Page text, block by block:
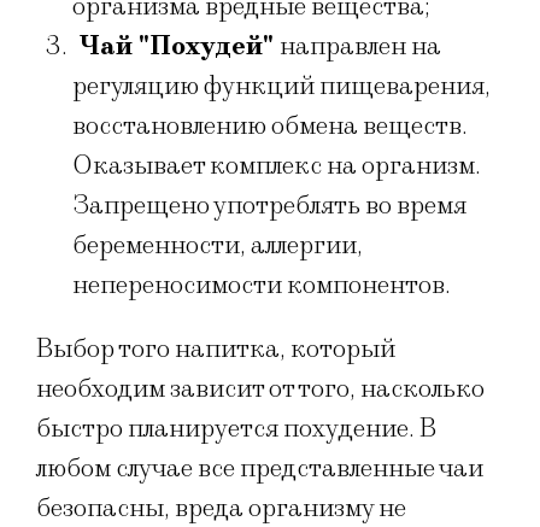
организма вредные вещества;
Чай "Похудей" направлен на
регуляцию функций пищеварения,
восстановлению обмена веществ.
Оказывает комплекс на организм.
Запрещено употреблять во время
беременности, аллергии,
непереносимости компонентов.
Выбор того напитка, который
необходим зависит от того, насколько
быстро планируется похудение. В
любом случае все представленные чаи
безопасны, вреда организму не